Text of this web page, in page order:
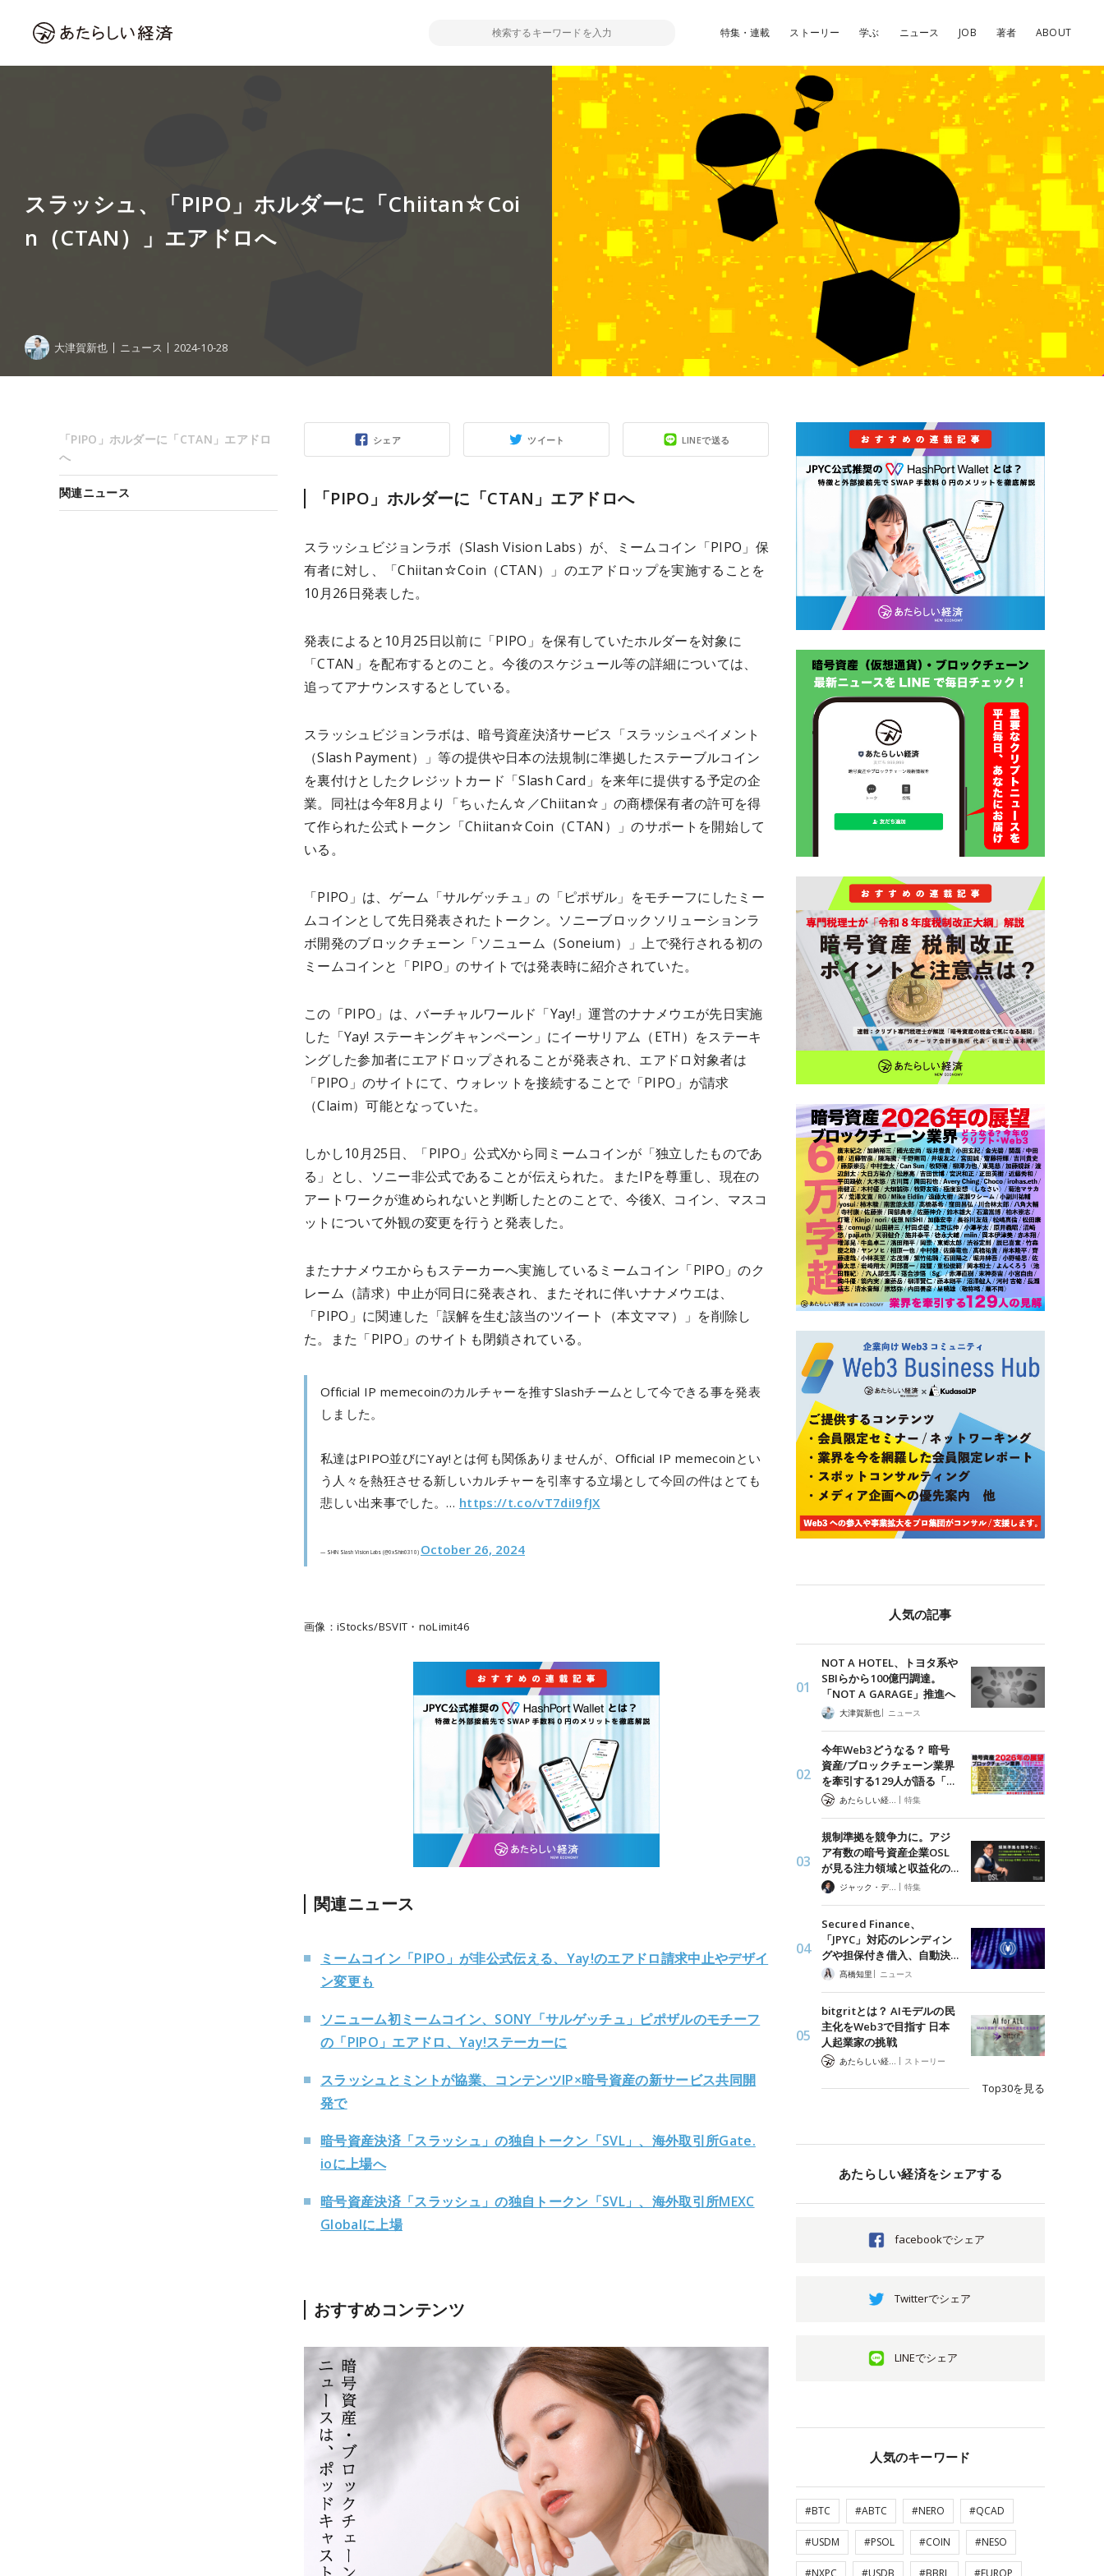
特集・連載 ストーリー 学ぶ ニュース JOB 著者 ABOUT
スラッシュ、「PIPO」ホルダーに「Chiitan☆Coi
n（CTAN）」エアドロへ
大津賀新也 ニュース 2024-10-28
シェア ツイート LINEで送る
「PIPO」ホルダーに「CTAN」エアドロへ
スラッシュビジョンラボ（Slash Vision Labs）が、ミームコイン「PIPO」保
有者に対し、「Chiitan☆Coin（CTAN）」のエアドロップを実施することを
10月26日発表した。
発表によると10月25日以前に「PIPO」を保有していたホルダーを対象に
「CTAN」を配布するとのこと。今後のスケジュール等の詳細については、
追ってアナウンスするとしている。
スラッシュビジョンラボは、暗号資産決済サービス「スラッシュペイメント
（Slash Payment）」等の提供や日本の法規制に準拠したステーブルコイン
を裏付けとしたクレジットカード「Slash Card」を来年に提供する予定の企
業。同社は今年8月より「ちぃたん☆／Chiitan☆」の商標保有者の許可を得
て作られた公式トークン「Chiitan☆Coin（CTAN）」のサポートを開始して
いる。
「PIPO」は、ゲーム「サルゲッチュ」の「ピポザル」をモチーフにしたミー
ムコインとして先日発表されたトークン。ソニーブロックソリューションラ
ボ開発のブロックチェーン「ソニューム（Soneium）」上で発行される初の
ミームコインと「PIPO」のサイトでは発表時に紹介されていた。
この「PIPO」は、バーチャルワールド「Yay!」運営のナナメウエが先日実施
した「Yay! ステーキングキャンペーン」にイーサリアム（ETH）をステーキ
ングした参加者にエアドロップされることが発表され、エアドロ対象者は
「PIPO」のサイトにて、ウォレットを接続することで「PIPO」が請求
（Claim）可能となっていた。
しかし10月25日、「PIPO」公式Xから同ミームコインが「独立したものであ
る」とし、ソニー非公式であることが伝えられた。またIPを尊重し、現在の
アートワークが進められないと判断したとのことで、今後X、コイン、マスコ
ットについて外観の変更を行うと発表した。
またナナメウエからもステーカーへ実施しているミームコイン「PIPO」のク
レーム（請求）中止が同日に発表され、またそれに伴いナナメウエは、
「PIPO」に関連した「誤解を生む該当のツイート（本文ママ）」を削除し
た。また「PIPO」のサイトも閉鎖されている。
Official IP memecoinのカルチャーを推すSlashチームとして今できる事を発表
しました。
私達はPIPO並びにYay!とは何も関係ありませんが、Official IP memecoinとい
う人々を熱狂させる新しいカルチャーを引率する立場として今回の件はとても
悲しい出来事でした。… https://t.co/vT7diI9fJX
— SHIN Slash Vision Labs (@0xShin0310) October 26, 2024
画像：iStocks/BSVIT・noLimit46
関連ニュース
ミームコイン「PIPO」が非公式伝える、Yay!のエアドロ請求中止やデザイ
ン変更も
ソニューム初ミームコイン、SONY「サルゲッチュ」ピポザルのモチーフ
の「PIPO」エアドロ、Yay!ステーカーに
スラッシュとミントが協業、コンテンツIP×暗号資産の新サービス共同開
発で
暗号資産決済「スラッシュ」の独自トークン「SVL」、海外取引所Gate.
ioに上場へ
暗号資産決済「スラッシュ」の独自トークン「SVL」、海外取引所MEXC
Globalに上場
おすすめコンテンツ
「PIPO」ホルダーに「CTAN」エアドロ
へ
関連ニュース
人気の記事
NOT A HOTEL、トヨタ系や
SBIらから100億円調達。
「NOT A GARAGE」推進へ
大津賀新也| ニュース
今年Web3どうなる？ 暗号
資産/ブロックチェーン業界
を牽引する129人が語る「…
| 特集
規制準拠を競争力に。アジ
ア有数の暗号資産企業OSL
が見る注力領域と収益化の…
ジャック・デロン（Jack Derong） | 特集
Secured Finance、
「JPYC」対応のレンディン
グや担保付き借入、自動決…
髙橋知里 | ニュース
bitgritとは？ AIモデルの民
主化をWeb3で目指す 日本
人起業家の挑戦
| ストーリー
Top30を見る
あたらしい経済をシェアする
facebookでシェア
Twitterでシェア
LINEでシェア
人気のキーワード
#BTC #ABTC #NERO #QCAD
#USDM #PSOL #COIN #NESO
#NXPC #USDB #BBRL #EUROP